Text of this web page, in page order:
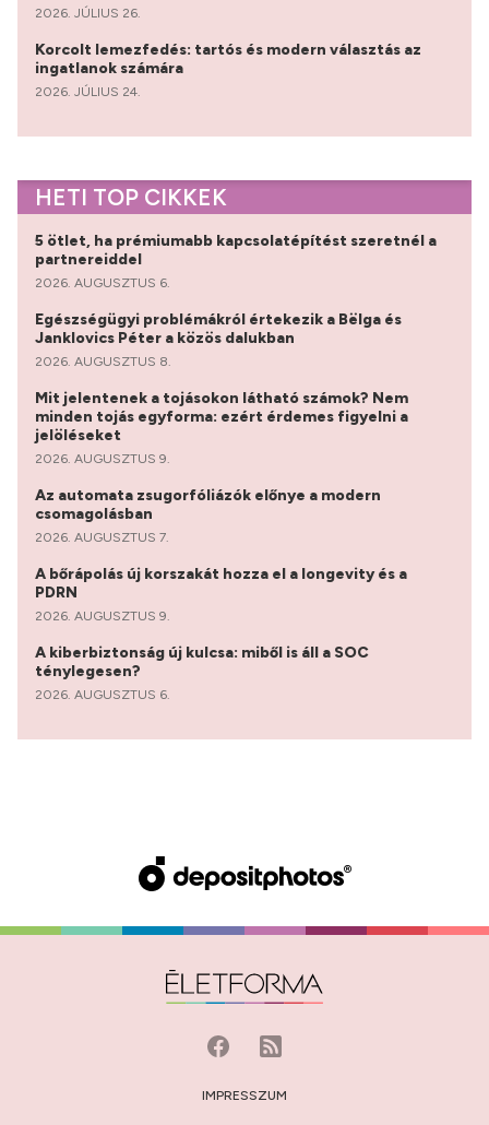
2026. JÚLIUS 26.
Korcolt lemezfedés: tartós és modern választás az
ingatlanok számára
2026. JÚLIUS 24.
HETI TOP CIKKEK
5 ötlet, ha prémiumabb kapcsolatépítést szeretnél a
partnereiddel
2026. AUGUSZTUS 6.
Egészségügyi problémákról értekezik a Bëlga és
Janklovics Péter a közös dalukban
2026. AUGUSZTUS 8.
Mit jelentenek a tojásokon látható számok? Nem
minden tojás egyforma: ezért érdemes figyelni a
jelöléseket
2026. AUGUSZTUS 9.
Az automata zsugorfóliázók előnye a modern
csomagolásban
2026. AUGUSZTUS 7.
A bőrápolás új korszakát hozza el a longevity és a
PDRN
2026. AUGUSZTUS 9.
A kiberbiztonság új kulcsa: miből is áll a SOC
ténylegesen?
2026. AUGUSZTUS 6.
IMPRESSZUM